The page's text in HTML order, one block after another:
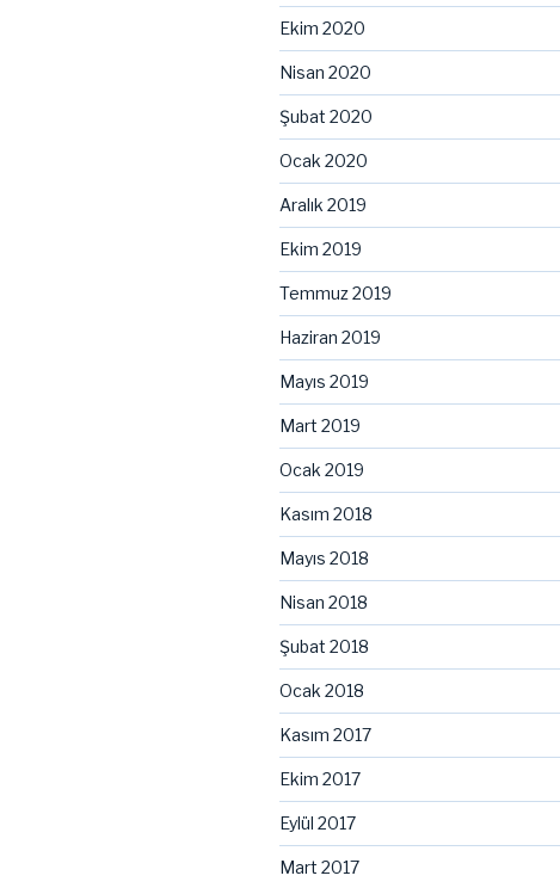
Ekim 2020
Nisan 2020
Şubat 2020
Ocak 2020
Aralık 2019
Ekim 2019
Temmuz 2019
Haziran 2019
Mayıs 2019
Mart 2019
Ocak 2019
Kasım 2018
Mayıs 2018
Nisan 2018
Şubat 2018
Ocak 2018
Kasım 2017
Ekim 2017
Eylül 2017
Mart 2017